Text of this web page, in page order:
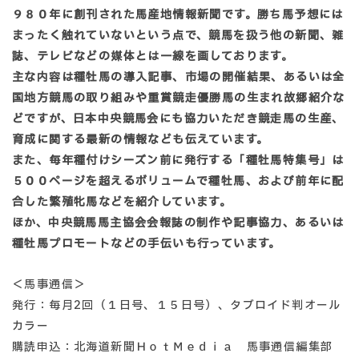
９８０年に創刊された馬産地情報新聞です。勝ち馬予想には
まったく触れていないという点で、競馬を扱う他の新聞、雑
誌、テレビなどの媒体とは一線を画しております。
主な内容は種牡馬の導入記事、市場の開催結果、あるいは全
国地方競馬の取り組みや重賞競走優勝馬の生まれ故郷紹介な
どですが、日本中央競馬会にも協力いただき競走馬の生産、
育成に関する最新の情報なども伝えています。
また、毎年種付けシーズン前に発行する「種牡馬特集号」は
５００ページを超えるボリュームで種牡馬、および前年に配
合した繁殖牝馬などを紹介しています。
ほか、中央競馬馬主協会会報誌の制作や記事協力、あるいは
種牡馬プロモートなどの手伝いも行っています。
＜馬事通信＞
発行：毎月2回（１日号、１５日号）、タブロイド判オール
カラー
購読申込：北海道新聞ＨｏｔＭｅｄｉａ 馬事通信編集部